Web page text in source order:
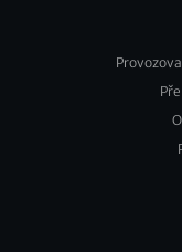
Footer